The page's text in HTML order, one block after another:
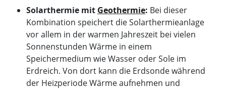
Solarthermie mit Geothermie: Bei dieser
Kombination speichert die Solarthermieanlage
vor allem in der warmen Jahreszeit bei vielen
Sonnenstunden Wärme in einem
Speichermedium wie Wasser oder Sole im
Erdreich. Von dort kann die Erdsonde während
der Heizperiode Wärme aufnehmen und